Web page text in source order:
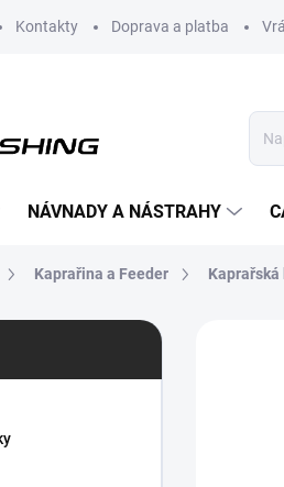
Kontakty Doprava a platba
NÁVNADY A NÁSTRAHY
Kaprařina a Feeder